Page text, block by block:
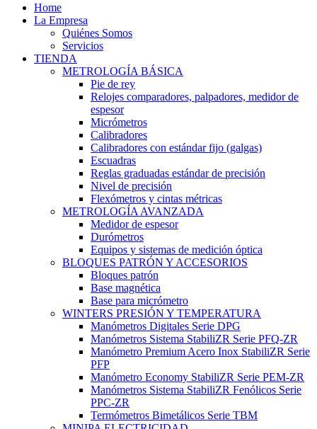
Home
La Empresa
Quiénes Somos
Servicios
TIENDA
METROLOGÍA BÁSICA
Pie de rey
Relojes comparadores, palpadores, medidor de
espesor
Micrómetros
Calibradores
Calibradores con estándar fijo (galgas)
Escuadras
Reglas graduadas estándar de precisión
Nivel de precisión
Flexómetros y cintas métricas
METROLOGÍA AVANZADA
Medidor de espesor
Durómetros
Equipos y sistemas de medición óptica
BLOQUES PATRÓN Y ACCESORIOS
Bloques patrón
Base magnética
Base para micrómetro
WINTERS PRESIÓN Y TEMPERATURA
Manómetros Digitales Serie DPG
Manómetros Sistema StabiliZR Serie PFQ-ZR
Manómetro Premium Acero Inox StabiliZR Serie
PFP
Manómetro Economy StabiliZR Serie PEM-ZR
Manómetros Sistema StabiliZR Fenólicos Serie
PPC-ZR
Termómetros Bimetálicos Serie TBM